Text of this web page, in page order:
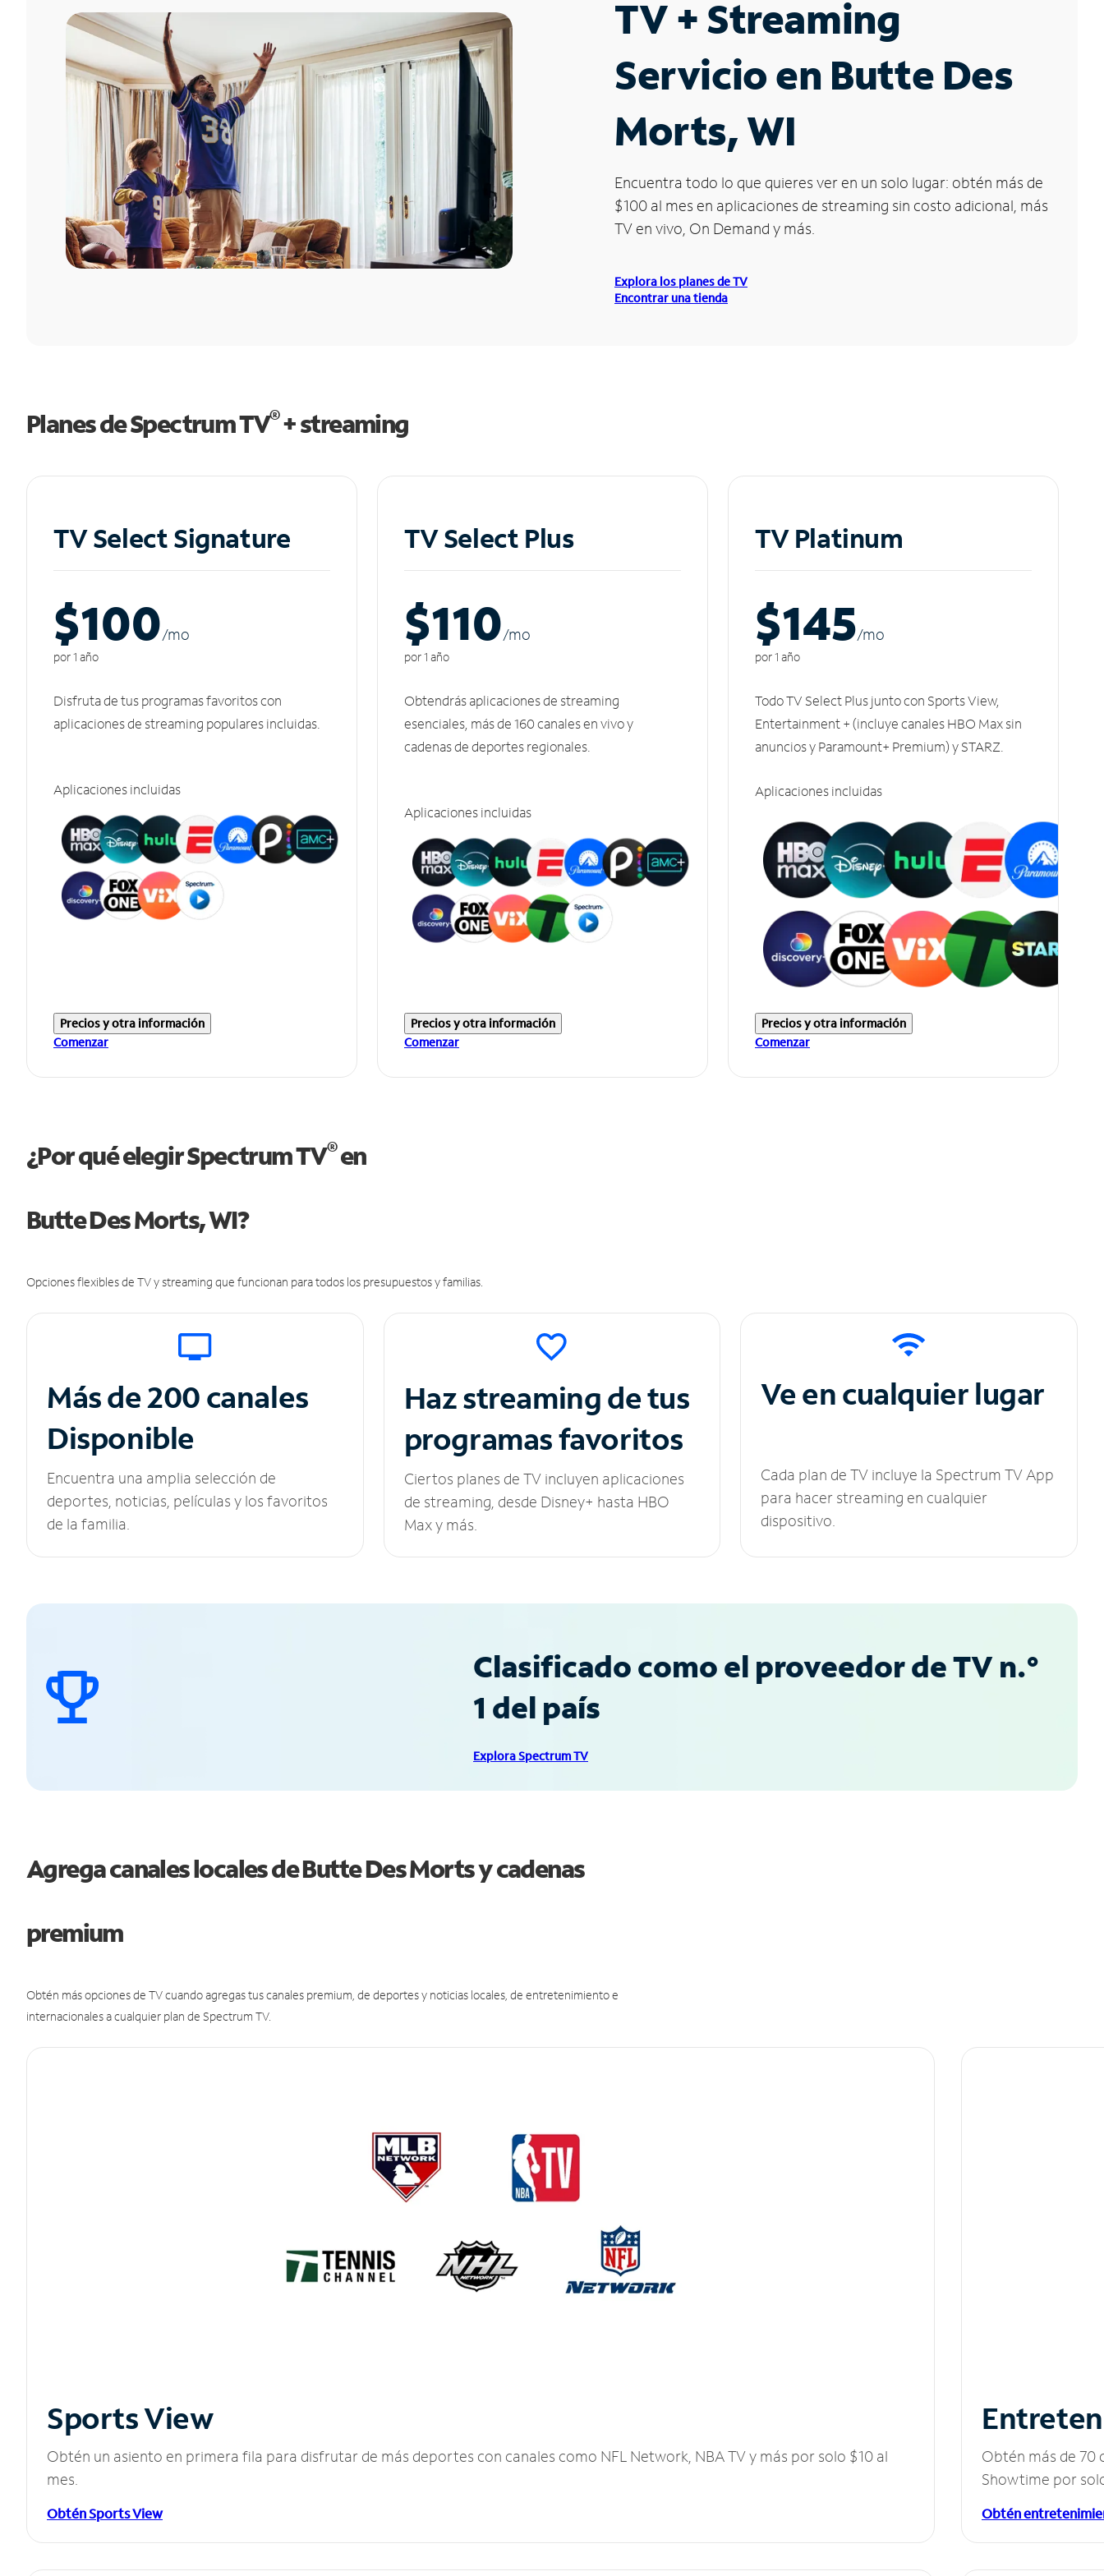
TV + Streaming
Servicio en Butte Des
Morts, WI
Encuentra todo lo que quieres ver en un solo lugar: obtén más de
$100 al mes en aplicaciones de streaming sin costo adicional, más
TV en vivo, On Demand y más.
Explora los planes de TV
Encontrar una tienda
Planes de Spectrum TV®+ streaming
TV Select Signature
$100/mo
por 1 año
Disfruta de tus programas favoritos con
aplicaciones de streaming populares incluidas.
Aplicaciones incluidas
Precios y otra información
Comenzar
TV Select Plus
$110/mo
por 1 año
Obtendrás aplicaciones de streaming
esenciales, más de 160 canales en vivo y
cadenas de deportes regionales.
Aplicaciones incluidas
Precios y otra información
Comenzar
TV Platinum
$145/mo
por 1 año
Todo TV Select Plus junto con Sports View,
Entertainment + (incluye canales HBO Max sin
anuncios y Paramount+ Premium) y STARZ.
Aplicaciones incluidas
Precios y otra información
Comenzar
¿Por qué elegir Spectrum TV®en
Butte Des Morts, WI?
Opciones flexibles de TV y streaming que funcionan para todos los presupuestos y familias.
Más de 200 canales
Disponible
Encuentra una amplia selección de
deportes, noticias, películas y los favoritos
de la familia.
Haz streaming de tus
programas favoritos
Ciertos planes de TV incluyen aplicaciones
de streaming, desde Disney+ hasta HBO
Max y más.
Ve en cualquier lugar
Cada plan de TV incluye la Spectrum TV App
para hacer streaming en cualquier
dispositivo.
Clasificado como el proveedor de TV n.°
1 del país
Explora Spectrum TV
Agrega canales locales de Butte Des Morts y cadenas
premium
Obtén más opciones de TV cuando agregas tus canales premium, de deportes y noticias locales, de entretenimiento e
internacionales a cualquier plan de Spectrum TV.
Sports View
Obtén un asiento en primera fila para disfrutar de más deportes con canales como NFL Network, NBA TV y más por solo $10 al
mes.
Obtén Sports View
Obtén más de 70
Showtime por
Obtén